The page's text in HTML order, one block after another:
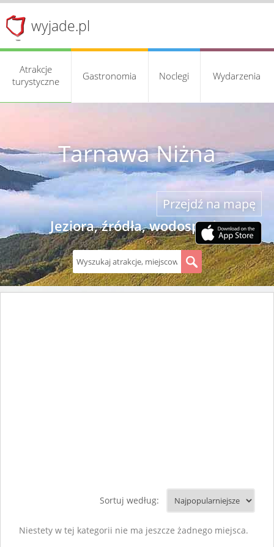
wyjade.pl
Atrakcje
turystyczne
Gastronomia Noclegi Wydarzenia
Tarnawa Niżna
Jeziora, źródła, wodospady
Przejdź na mapę
Sortuj według:
Niestety w tej kategorii nie ma jeszcze żadnego miejsca.